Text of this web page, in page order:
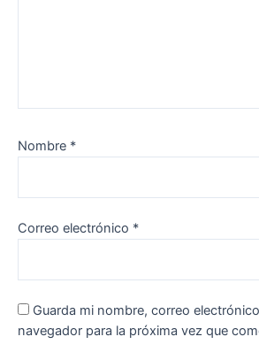
Nombre *
Correo electrónico *
Guarda mi nombre, correo
navegador para la próxima vez que